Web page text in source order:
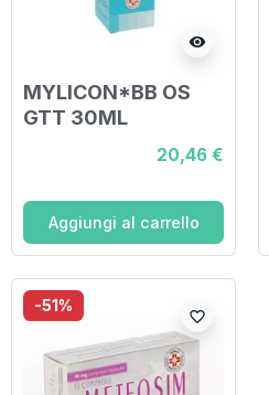
visibility
MYLICON*BB OS
GTT 30ML
20,46 €
Aggiungi al carrello
-51%
favorite_border